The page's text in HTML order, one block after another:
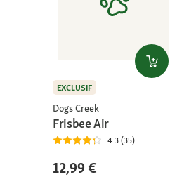
EXCLUSIF
Dogs Creek
Frisbee Air
4.3 (35)
12,99 €